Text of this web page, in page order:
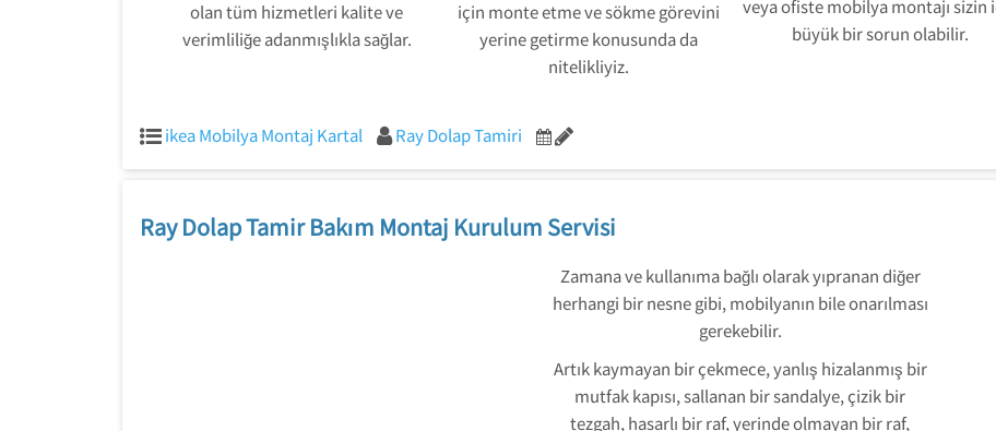
olan tüm hizmetleri kalite ve
verimliliğe adanmışlıkla sağlar.
için monte etme ve sökme görevini
yerine getirme konusunda da
nitelikliyiz.
veya ofiste mobilya montajı sizin
büyük bir sorun olabilir.
ikea Mobilya Montaj Kartal Ray Dolap Tamiri
Ray Dolap Tamir Bakım Montaj Kurulum Servisi
Zamana ve kullanıma bağlı olarak yıpranan diğer
herhangi bir nesne gibi, mobilyanın bile onarılması
gerekebilir.
Artık kaymayan bir çekmece, yanlış hizalanmış bir
mutfak kapısı, sallanan bir sandalye, çizik bir
tezgah, hasarlı bir raf, yerinde olmayan bir raf,